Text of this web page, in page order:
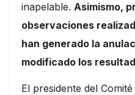
inapelable. Asimismo,
observaciones
han generado la
modificado los
El presidente del